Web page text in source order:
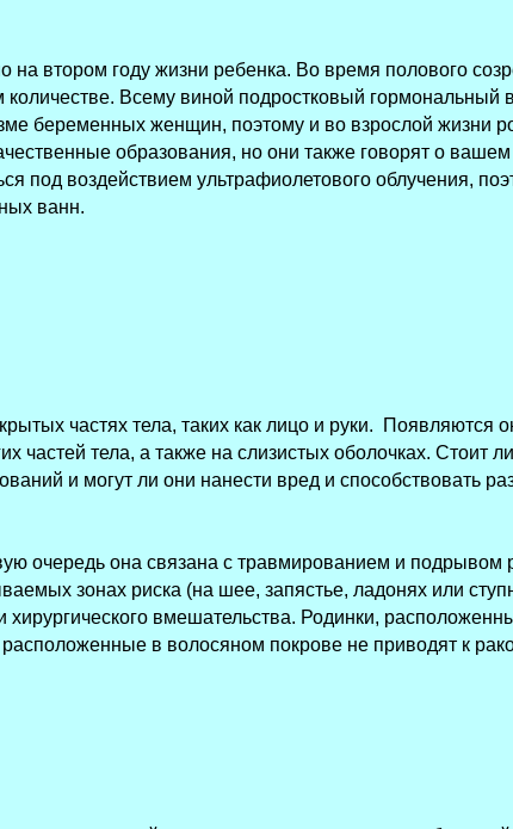
втором году жизни ребенка. Во время полового
Всему виной подростковый гормональный
беременных женщин, поэтому и во взрослой жизни
образования, но они также говорят о вашем
под воздействием ультрафиолетового облучения,
ванн.
частях тела, таких как лицо и руки. Появляются
частей тела, а также на слизистых оболочках. Стоит ли
и могут ли они нанести вред и способствовать
очередь она связана с травмированием и подрывом
зонах риска (на шее, запястье, ладонях или
вмешательства. Родинки,
в волосяном покрове не приводят к